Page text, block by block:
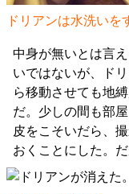
ドリアンは水洗いを
中身が無いとは言
いではないが、ド
ら移動させても地
だ。少しの間も部
皮をこそいだら、
おくことにした。